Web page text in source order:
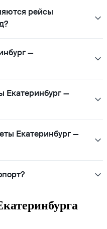
рейсы
—
Екатеринбург —
Екатеринбург —